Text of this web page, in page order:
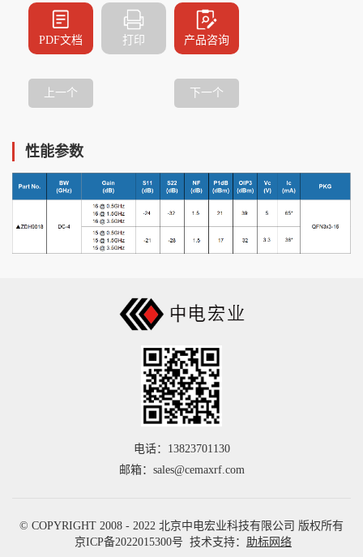
PDF文档 打印 产品咨询
上一个 下一个
性能参数
电话：13823701130
邮箱：sales@cemaxrf.com
© COPYRIGHT 2008 - 2022 北京中电宏业科技有限公司 版权所有
京ICP备2022015300号 技术支持： 助标网络